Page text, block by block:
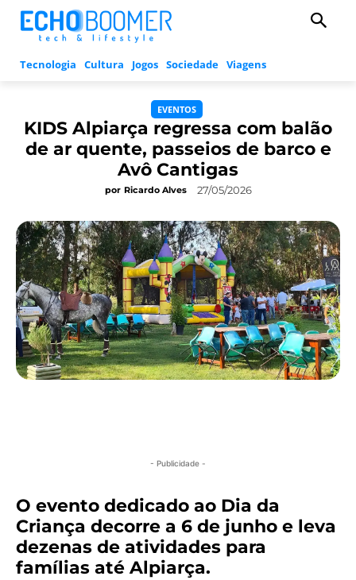
Tecnologia Cultura Jogos Sociedade Viagens
EVENTOS
KIDS Alpiarça regressa com balão
de ar quente, passeios de barco e
Avô Cantigas
por Ricardo Alves 27/05/2026
- Publicidade -
O evento dedicado ao Dia da
Criança decorre a 6 de junho e leva
dezenas de atividades para
famílias até Alpiarça.